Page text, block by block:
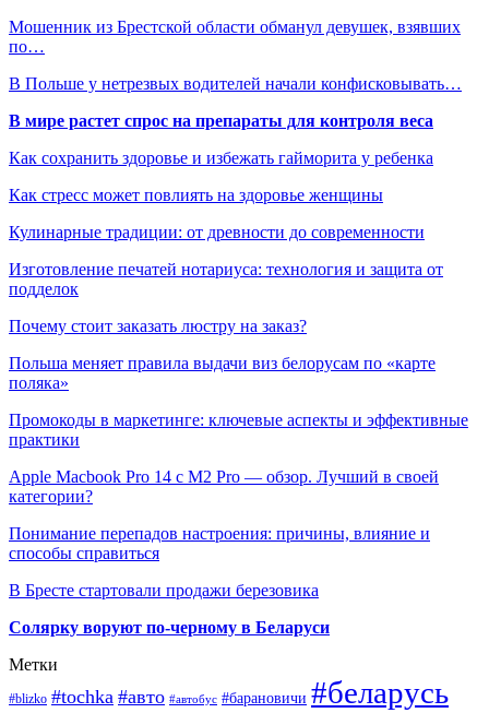
Мошенник из Брестской области обманул девушек, взявших
по…
В Польше у нетрезвых водителей начали конфисковывать…
В мире растет спрос на препараты для контроля веса
Как сохранить здоровье и избежать гайморита у ребенка
Как стресс может повлиять на здоровье женщины
Кулинарные традиции: от древности до современности
Изготовление печатей нотариуса: технология и защита от
подделок
Почему стоит заказать люстру на заказ?
Польша меняет правила выдачи виз белорусам по «карте
поляка»
Промокоды в маркетинге: ключевые аспекты и эффективные
практики
Apple Macbook Pro 14 с M2 Pro — обзор. Лучший в своей
категории?
Понимание перепадов настроения: причины, влияние и
способы справиться
В Бресте стартовали продажи березовика
Солярку воруют по-черному в Беларуси
Метки
#blizko #tochka #авто #автобус #барановичи #беларусь